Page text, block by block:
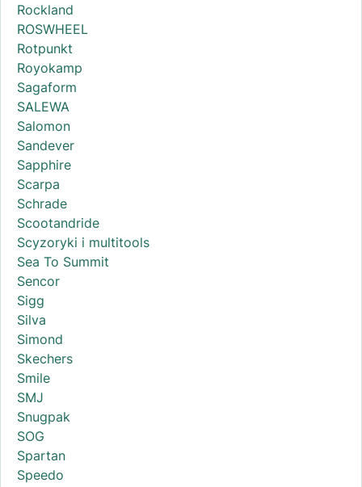
Rockland
ROSWHEEL
Rotpunkt
Royokamp
Sagaform
SALEWA
Salomon
Sandever
Sapphire
Scarpa
Schrade
Scootandride
Scyzoryki i multitools
Sea To Summit
Sencor
Sigg
Silva
Simond
Skechers
Smile
SMJ
Snugpak
SOG
Spartan
Speedo